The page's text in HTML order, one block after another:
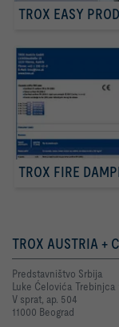
TROX EASY
TROX FIRE
TROX AUSTRIA +
Predstavništvo Srbija
Luke Ćelovića Trebinjca
V sprat, ap. 504
11000 Beograd